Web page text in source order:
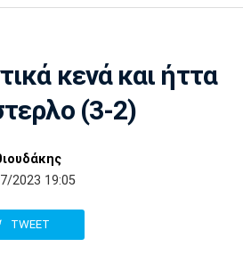
PLUS
ΑΕΚ ΠΑΟΚ
Ατρόμητος
κενά και ήττα
(3-2)
2023 19:05
TWEET